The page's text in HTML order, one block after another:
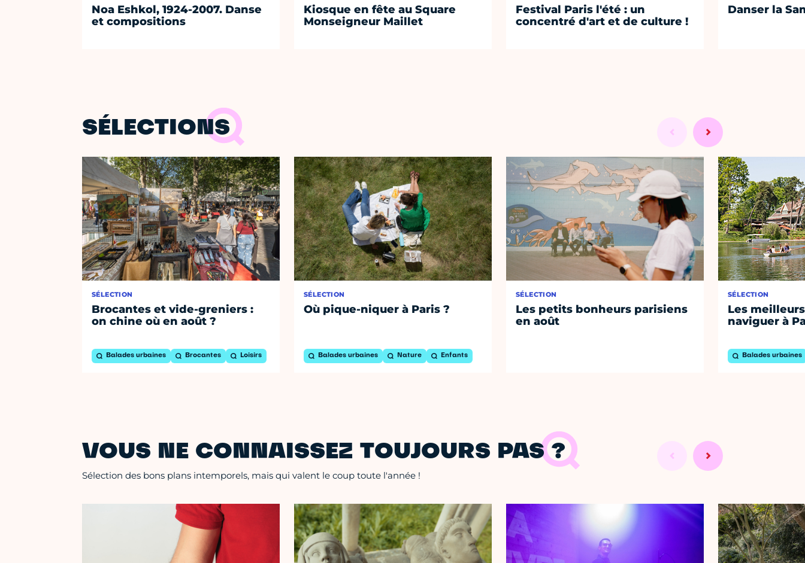
Noa Eshkol, 1924-2007. Danse
et compositions
Kiosque en fête au Square
Monseigneur Maillet
Festival Paris l'été : un
concentré d'art et de culture !
Danser la
SÉLECTIONS
SÉLECTION
Brocantes et vide-greniers :
on chine où en août ?
Balades urbaines Brocantes Loisirs
SÉLECTION
Où pique-niquer à Paris ?
Balades urbaines Nature Enfants
SÉLECTION
Les petits bonheurs parisiens
en août
SÉLECTION
Les
naviguer à
Balades urbaines
VOUS NE CONNAISSEZ TOUJOURS PAS ?
Sélection des bons plans intemporels, mais qui valent le coup toute l'année !